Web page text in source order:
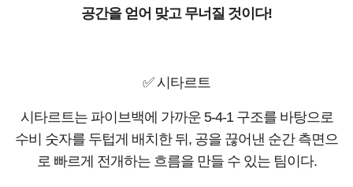
공간을 얻어 맞고 무너질 것이다!
✅ 시타르트
시타르트는 파이브백에 가까운 5-4-1 구조를 바탕으로
수비 숫자를 두텁게 배치한 뒤, 공을 끊어낸 순간 측면으
로 빠르게 전개하는 흐름을 만들 수 있는 팀이다.